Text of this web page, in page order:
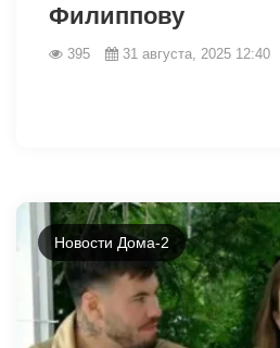
Филиппову
395 31 августа, 2025 12:40
Новости Дома-2